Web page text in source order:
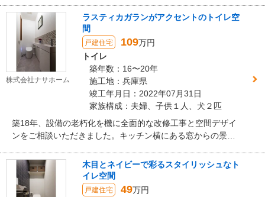
株式会社ナサホーム
ラスティカガランがアクセントのトイレ空
間
戸建住宅 109万円
トイレ
築年数：16〜20年
施工地：兵庫県
竣工年月日：2022年07月31日
家族構成：夫婦、子供１人、犬２匹
築18年、設備の老朽化を機に全面的な改修工事と空間デザイ
ンをご相談いただきました。キッチン横にある窓からの景色
画など細かく打合せを重ね、高級感のある素敵な家が完成し
ました。
木目とネイビーで彩るスタイリッシュなト
イレ空間
戸建住宅 49万円